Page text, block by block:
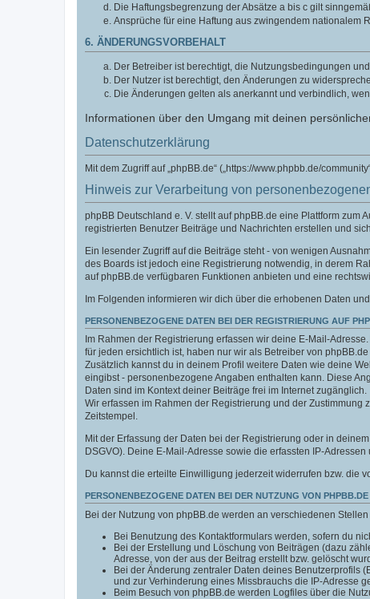
Die Haftungsbegrenzung der Absätze a bis c gilt
Ansprüche für eine Haftung aus zwingendem nationalem
6. ÄNDERUNGSVORBEHALT
Der Betreiber ist berechtigt, die Nutzungsbedingungen
Der Nutzer ist berechtigt, den Änderungen zu
Die Änderungen gelten als anerkannt und verbindlich,
Informationen über den Umgang mit deinen
Datenschutzerklärung
Mit dem Zugriff auf „phpBB.de“ („https://www.phpbb.de/
Hinweis zur Verarbeitung von
phpBB Deutschland e. V. stellt auf phpBB.de eine Plattform zum
registrierten Benutzer Beiträge und Nachrichten erstellen und
Ein lesender Zugriff auf die Beiträge steht - von wenigen
des Boards ist jedoch eine Registrierung notwendig, in derem
auf phpBB.de verfügbaren Funktionen anbieten und eine
Im Folgenden informieren wir dich über die erhobenen Daten
PERSONENBEZOGENE DATEN BEI DER REGISTRIERUNG AUF
Im Rahmen der Registrierung erfassen wir deine E-Mail-
für jeden ersichtlich ist, haben nur wir als Betreiber von
Zusätzlich kannst du in deinem Profil weitere Daten wie deine
eingibst - personenbezogene Angaben enthalten kann. Diese
Daten sind im Kontext deiner Beiträge frei im Internet zugänglich.
Wir erfassen im Rahmen der Registrierung und der
Zeitstempel.
Mit der Erfassung der Daten bei der Registrierung oder in
DSGVO). Deine E-Mail-Adresse sowie die erfassten IP-
Du kannst die erteilte Einwilligung jederzeit widerrufen bzw. die
PERSONENBEZOGENE DATEN BEI DER NUTZUNG VON PHPBB.DE
Bei der Nutzung von phpBB.de werden an verschiedenen
Bei Benutzung des Kontaktformulars werden, sofern du
Bei der Erstellung und Löschung von Beiträgen (dazu
Adresse, von der aus der Beitrag erstellt bzw. gelöscht
Bei der Änderung zentraler Daten deines Benutzerprofils
und zur Verhinderung eines Missbrauchs die IP-Adresse
Beim Besuch von phpBB.de werden Logfiles über die